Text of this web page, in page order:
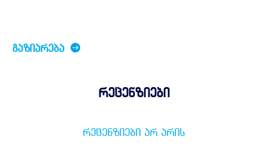
ᲒᲐᲖᲘᲐᲠᲔᲑᲐ
რეცენზიები
ᲠᲔᲪᲔᲜᲖᲘᲔᲑᲘ ᲐᲠ ᲐᲠᲘᲡ